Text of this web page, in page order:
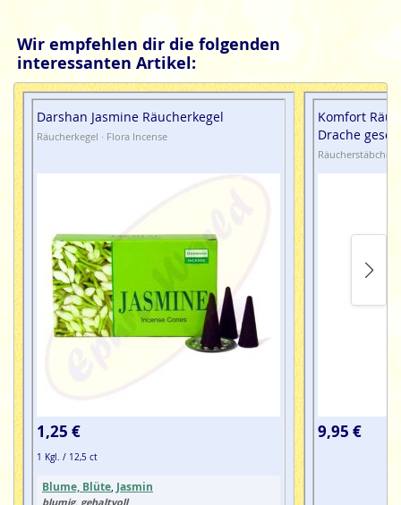
Wir empfehlen dir die folgenden
interessanten Artikel:
Darshan Jasmine Räucherkegel
Räucherkegel · Flora Incense
1,25 €
1 Kgl. / 12,5 ct
Blume, Blüte Jasmin
blumig, gehaltvoll
Komfort
Drache
9,95 €